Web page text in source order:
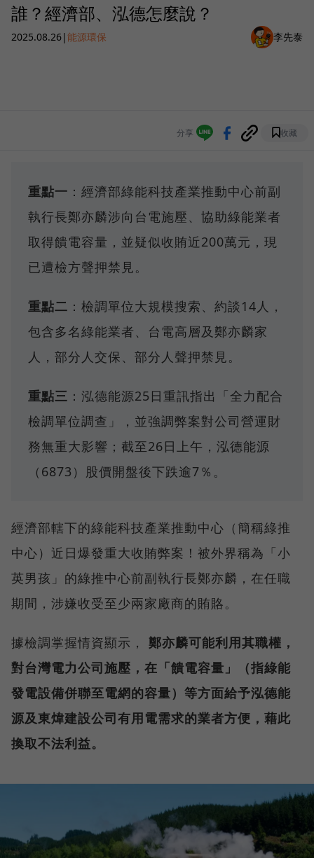
誰？經濟部、泓德怎麼說？
2025.08.26|能源環保 李先泰
分享 收藏
重點一 ：經濟部綠能科技產業推動中心前副
執行長鄭亦麟涉向台電施壓、協助綠能業者
取得饋電容量，並疑似收賄近200萬元，現
已遭檢方聲押禁見。
重點二 ：檢調單位大規模搜索、約談14人，
包含多名綠能業者、台電高層及鄭亦麟家
人，部分人交保、部分人聲押禁見。
重點三 ：泓德能源25日重訊指出「全力配合
檢調單位調查」，並強調弊案對公司營運財
務無重大影響；截至26日上午，泓德能源
（6873）股價開盤後下跌逾7％。
經濟部轄下的綠能科技產業推動中心（簡稱綠推
中心）近日爆發重大收賄弊案！被外界稱為「小
英男孩」的綠推中心前副執行長鄭亦麟，在任職
期間，涉嫌收受至少兩家廠商的賄賂。
據檢調掌握情資顯示， 鄭亦麟可能利用其職權，
對台灣電力公司施壓，在「饋電容量」（指綠能
發電設備併聯至電網的容量）等方面給予泓德能
源及東煒建設公司有用電需求的業者方便，藉此
換取不法利益。